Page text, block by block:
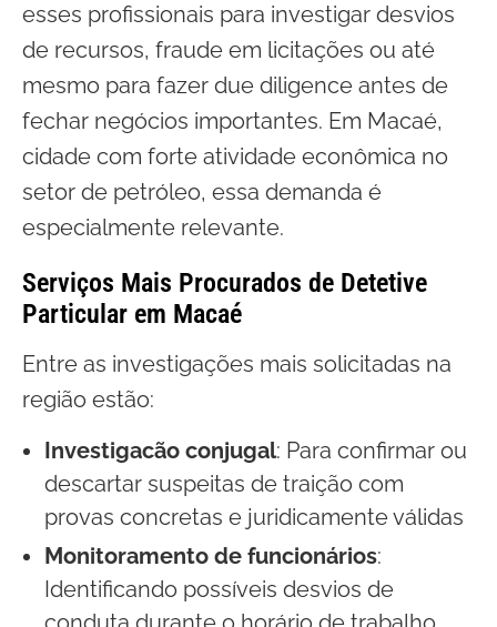
esses profissionais para investigar desvios
de recursos, fraude em licitações ou até
mesmo para fazer due diligence antes de
fechar negócios importantes. Em Macaé,
cidade com forte atividade econômica no
setor de petróleo, essa demanda é
especialmente relevante.
Serviços Mais Procurados de Detetive
Particular em Macaé
Entre as investigações mais solicitadas na
região estão:
Investigacão conjugal: Para confirmar ou
descartar suspeitas de traição com
provas concretas e juridicamente válidas
Monitoramento de funcionários:
Identificando possíveis desvios de